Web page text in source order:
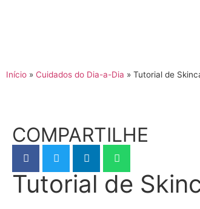
Início » Cuidados do Dia-a-Dia » Tutorial de
COMPARTILHE
Tutorial de